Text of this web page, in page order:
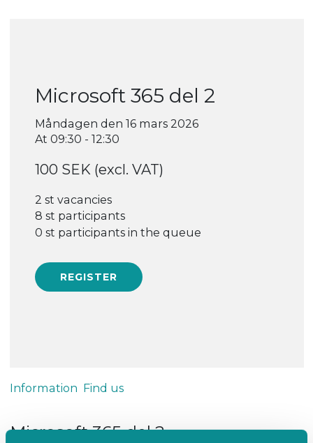
Microsoft 365 del 2
Måndagen den 16 mars 2026
At 09:30 - 12:30
100 SEK (excl. VAT)
2 st vacancies
8 st participants
0 st participants in the queue
Information Find us
Microsoft 365 del 2